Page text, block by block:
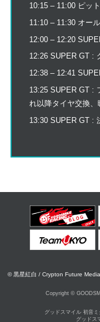
10:15 – 11:00 ピッ
11:10 – 11:30 オー
12:00 – 12:20
12:26 SUPER GT :
12:38 – 12:41
13:25 SUPER GT :
れ以降タイヤ交換、
13:30 SUPER GT :
© 黒星紅白 / Crypton Future
Copyright ©
グッドスマイル 初音
グッドス